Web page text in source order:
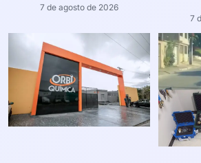
7 de agosto de 2026
7